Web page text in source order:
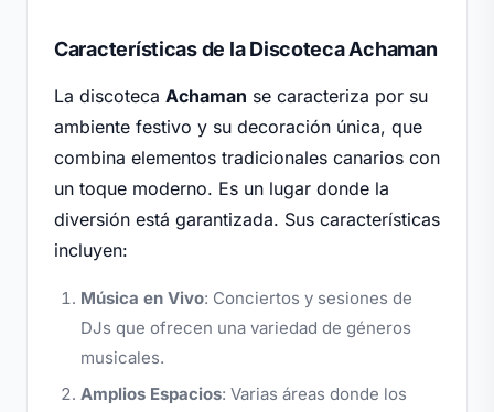
Características de la Discoteca Achaman
La discoteca Achaman se caracteriza por su
ambiente festivo y su decoración única, que
combina elementos tradicionales canarios con
un toque moderno. Es un lugar donde la
diversión está garantizada. Sus características
incluyen:
Música en Vivo: Conciertos y sesiones de
DJs que ofrecen una variedad de géneros
musicales.
Amplios Espacios: Varias áreas donde los